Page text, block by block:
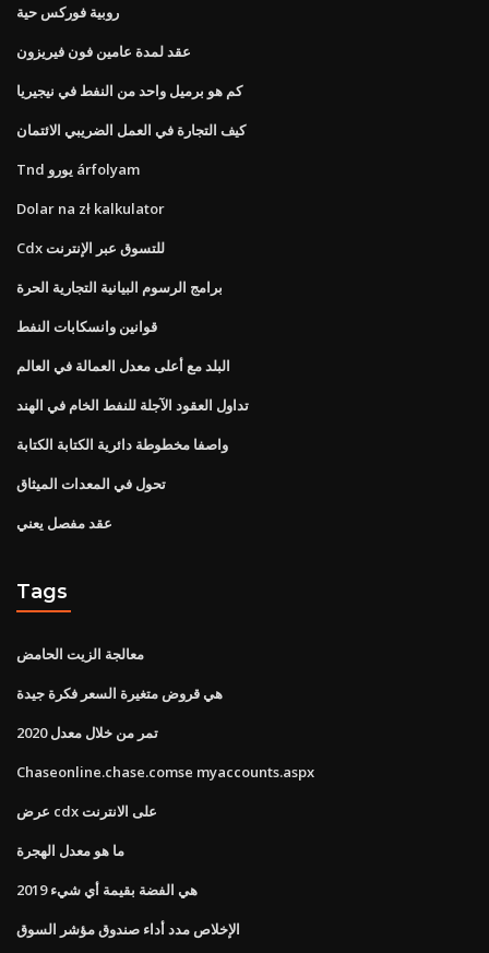
روبية فوركس حية
عقد لمدة عامين فون فيريزون
كم هو برميل واحد من النفط في نيجيريا
كيف التجارة في العمل الضريبي الائتمان
Tnd يورو árfolyam
Dolar na zł kalkulator
Cdx للتسوق عبر الإنترنت
برامج الرسوم البيانية التجارية الحرة
قوانين وانسكابات النفط
البلد مع أعلى معدل العمالة في العالم
تداول العقود الآجلة للنفط الخام في الهند
واصفا مخطوطة دائرية الكتابة الكتابة
تحول في المعدات الميثاق
عقد مفصل يعني
Tags
معالجة الزيت الحامض
هي قروض متغيرة السعر فكرة جيدة
تمر من خلال معدل 2020
Chaseonline.chase.comse myaccounts.aspx
عرض cdx على الانترنت
ما هو معدل الهجرة
هي الفضة بقيمة أي شيء 2019
الإخلاص مدد أداء صندوق مؤشر السوق